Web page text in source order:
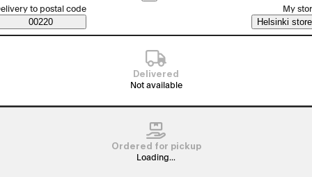
Saatavuustiedot
order method
to postal code
00220
My
Helsinki store
Delivered
Not available
Ordered for pickup
Loading...